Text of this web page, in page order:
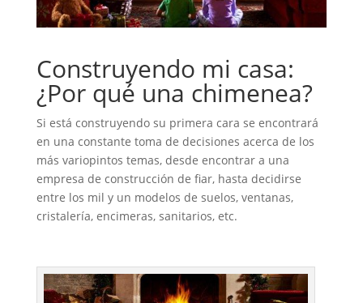
Construyendo mi casa:
¿Por qué una chimenea?
Si está construyendo su primera cara se encontrará
en una constante toma de decisiones acerca de los
más variopintos temas, desde encontrar a una
empresa de construcción de fiar, hasta decidirse
entre los mil y un modelos de suelos, ventanas,
cristalería, encimeras, sanitarios, etc.